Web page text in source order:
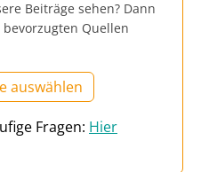
Beiträge sehen? Dann
Quellen
auswählen
Fragen: Hier